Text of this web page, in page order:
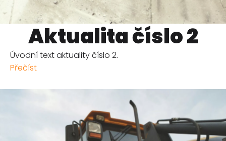
Aktualita číslo 2
Úvodní text aktuality číslo 2.
Přečíst